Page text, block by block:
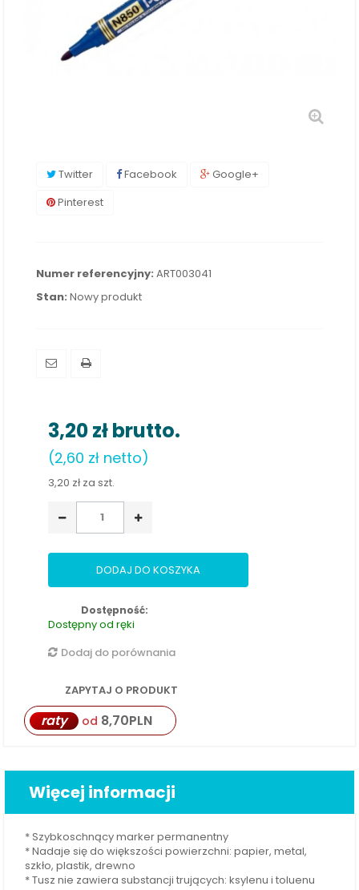
Twitter Facebook
Google+
Pinterest
Numer referencyjny: ART003041
Stan: Nowy produkt
3,20 złbrutto.
(2,60 zł netto)
3,20 zł za szt.
DODAJ DO KOSZYKA
Dostępność:
Dostępny od ręki
Dodaj do porównania
ZAPYTAJ O PRODUKT
raty od 8,70PLN
Więcej informacji
* Szybkoschnący marker permanentny
* Nadaje się do większości powierzchni: papier, metal,
szkło, plastik, drewno
* Tusz nie zawiera substancji trujących: ksylenu i toluenu